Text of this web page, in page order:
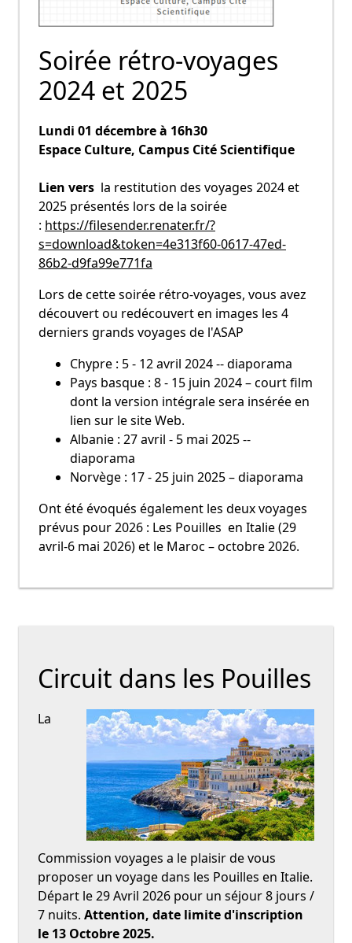
Soirée rétro-voyages
2024 et 2025
Lundi 01 décembre à 16h30
Espace Culture, Campus Cité Scientifique
Lien vers la restitution des voyages 2024 et
2025 présentés lors de la soirée
: https://filesender.renater.fr/?
s=download&token=4e313f60-0617-47ed-
86b2-d9fa99e771fa
Lors de cette soirée rétro-voyages, vous avez
découvert ou redécouvert en images les 4
derniers grands voyages de l'ASAP
Chypre : 5 - 12 avril 2024 -- diaporama
Pays basque : 8 - 15 juin 2024 – court film
dont la version intégrale sera insérée en
lien sur le site Web.
Albanie : 27 avril - 5 mai 2025 --
diaporama
Norvège : 17 - 25 juin 2025 – diaporama
Ont été évoqués également les deux voyages
prévus pour 2026 : Les Pouilles en Italie (29
avril-6 mai 2026) et le Maroc – octobre 2026.
Circuit dans les Pouilles
La
Commission voyages a le plaisir de vous
proposer un voyage dans les Pouilles en Italie.
Départ le 29 Avril 2026 pour un séjour 8 jours /
7 nuits. Attention, date limite d'inscription
le 13 Octobre 2025.